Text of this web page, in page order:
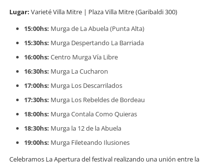
Lugar: Varieté Villa Mitre | Plaza Villa Mitre (Garibaldi 300)
15:00hs: Murga de La Abuela (Punta Alta)
15:30hs: Murga Despertando La Barriada
16:00hs: Centro Murga Vía Libre
16:30hs: Murga La Cucharon
17:00hs: Murga Los Descarrilados
17:30hs: Murga Los Rebeldes de Bordeau
18:00hs: Murga Contala Como Quieras
18:30hs: Murga la 12 de la Abuela
19:00hs: Murga Fileteando Ilusiones
Celebramos La Apertura del festival realizando una unión entre la